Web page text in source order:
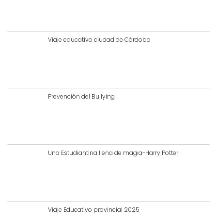
Viaje educativo ciudad de Córdoba
Prevención del Bullying
Una Estudiantina llena de magia-Harry Potter
Viaje Educativo provincial 2025